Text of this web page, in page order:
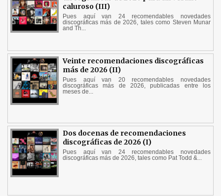
caluroso (III)
Pues aquí van 24 recomendables novedades
discográficas más de 2026, tales como Steven Munar
and Th...
Veinte recomendaciones discográficas
más de 2026 (II)
Pues aquí van 20 recomendables novedades
discográficas más de 2026, publicadas entre los
meses de...
Dos docenas de recomendaciones
discográficas de 2026 (I)
Pues aquí van 24 recomendables novedades
discográficas más de 2026, tales como Pat Todd &...